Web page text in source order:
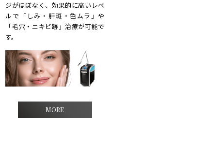
ジがほぼなく、効果的に高いレベ
ルで「しみ・肝斑・色ムラ」や
「毛穴・ニキビ跡」治療が可能で
す。
MORE